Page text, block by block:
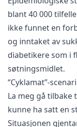
blant 40 000
ikke funnet en
og inntaket av
diabetikere som i
søtningsmidlet.
“Cyklamat”-
La meg gå
kunne ha satt en
Situasjonen